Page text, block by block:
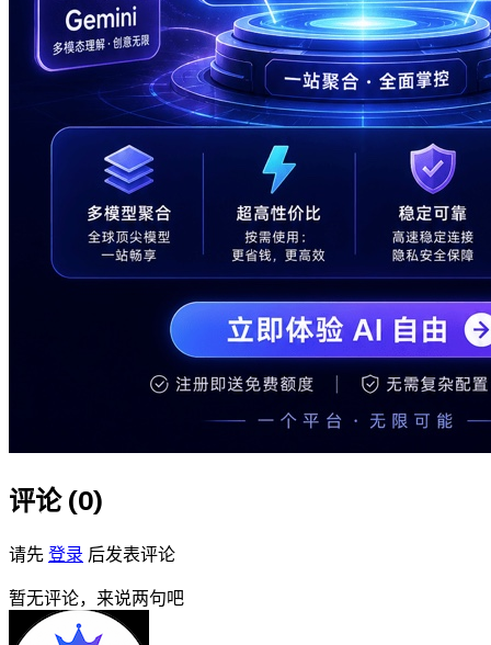
评论 (0)
请先 登录 后发表评论
暂无评论，来说两句吧